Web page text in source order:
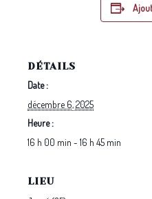
DÉTAILS
Date :
décembre 6, 2025
Heure :
16 h 00 min - 16 h 45 min
LIEU